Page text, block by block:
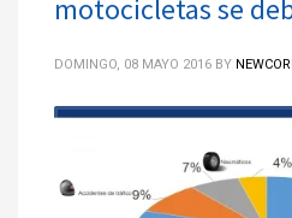
motocicletas se
DOMINGO, 08 MAYO 2016 BY